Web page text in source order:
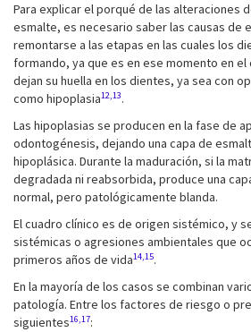
Para explicar el porqué de las alteraciones
esmalte, es necesario saber las causas de
remontarse a las etapas en las cuales los
formando, ya que es en ese momento en
dejan su huella en los dientes, ya sea con
como hipoplasia12,13.
Las hipoplasias se producen en la fase de
odontogénesis, dejando una capa de
hipoplásica. Durante la maduración, si la
degradada ni reabsorbida, produce una
normal, pero patológicamente blanda.
El cuadro clínico es de origen sistémico, y
sistémicas o agresiones ambientales que
primeros años de vida14,15.
En la mayoría de los casos se combinan
patología. Entre los factores de riesgo o
siguientes16,17: